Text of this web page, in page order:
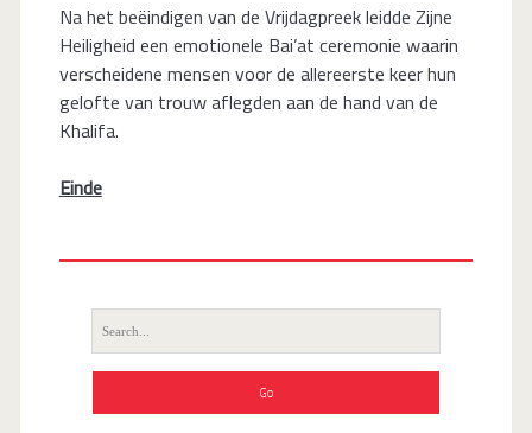
Na het beëindigen van de Vrijdagpreek leidde Zijne
Heiligheid een emotionele Bai’at ceremonie waarin
verscheidene mensen voor de allereerste keer hun
gelofte van trouw aflegden aan de hand van de
Khalifa.
Einde
Search
for: